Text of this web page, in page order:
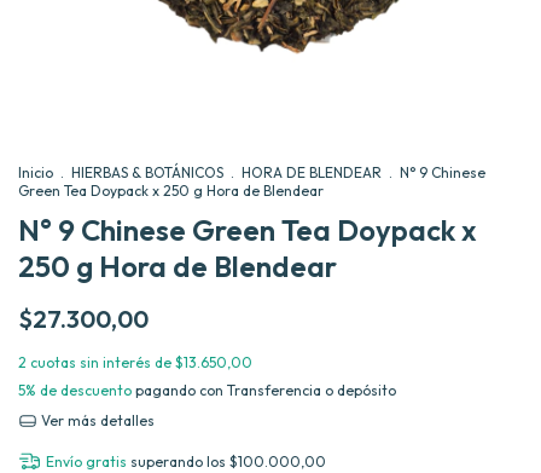
Inicio . HIERBAS & BOTÁNICOS . HORA DE BLENDEAR . N° 9 Chinese
Green Tea Doypack x 250 g Hora de Blendear
N° 9 Chinese Green Tea Doypack x
250 g Hora de Blendear
$27.300,00
2 cuotas sin interés de $13.650,00
5% de descuento pagando con Transferencia o depósito
Ver más detalles
Envío gratis superando los $100.000,00